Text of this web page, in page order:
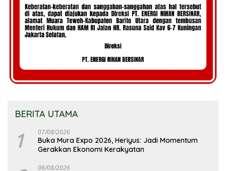
BERITA UTAMA
1 07/08/2026
Buka Mura Expo 2026, Heriyus: Jadi Momentum
Gerakkan Ekonomi Kerakyatan
06/08/2026